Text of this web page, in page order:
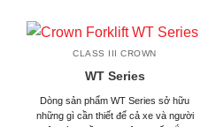
CLASS III CROWN
WT Series
Dòng sản phẩm WT Series sở hữu
những gì cần thiết để cả xe và người